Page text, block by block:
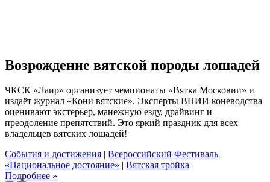
Возрождение вятской породы лошадей
ЧКСК «Лаир» организует чемпионаты «Вятка Московии» и
издаёт журнал «Кони вятские». Эксперты ВНИИ коневодства
оценивают экстерьер, манежную езду, драйвинг и
преодоление препятствий. Это яркий праздник для всех
владельцев вятских лошадей!
Cобытия и достижения | Всероссийский Фестиваль
«Национальное достояние» | Вятская тройка
Подробнее »